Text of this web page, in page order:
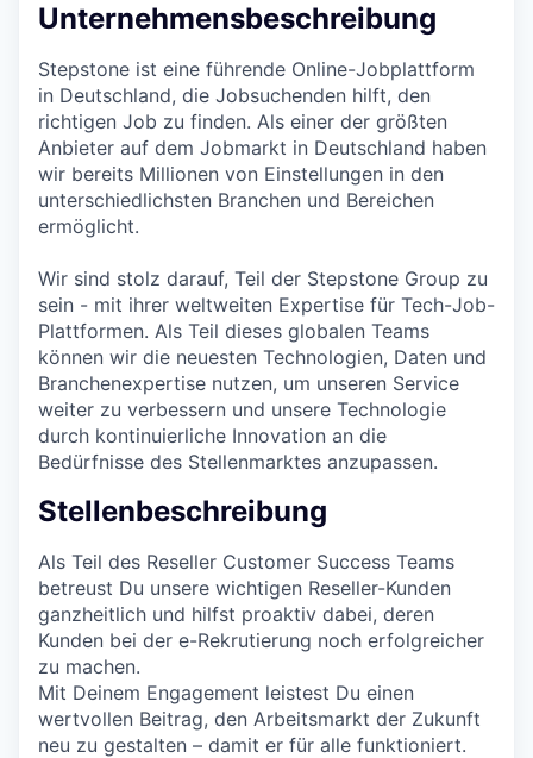
Unternehmensbeschreibung
Stepstone ist eine führende Online-Jobplattform
in Deutschland, die Jobsuchenden hilft, den
richtigen Job zu finden. Als einer der größten
Anbieter auf dem Jobmarkt in Deutschland haben
wir bereits Millionen von Einstellungen in den
unterschiedlichsten Branchen und Bereichen
ermöglicht.
Wir sind stolz darauf, Teil der Stepstone Group zu
sein - mit ihrer weltweiten Expertise für Tech-Job-
Plattformen. Als Teil dieses globalen Teams
können wir die neuesten Technologien, Daten und
Branchenexpertise nutzen, um unseren Service
weiter zu verbessern und unsere Technologie
durch kontinuierliche Innovation an die
Bedürfnisse des Stellenmarktes anzupassen.
Stellenbeschreibung
Als Teil des Reseller Customer Success Teams
betreust Du unsere wichtigen Reseller-Kunden
ganzheitlich und hilfst proaktiv dabei, deren
Kunden bei der e-Rekrutierung noch erfolgreicher
zu machen.
Mit Deinem Engagement leistest Du einen
wertvollen Beitrag, den Arbeitsmarkt der Zukunft
neu zu gestalten – damit er für alle funktioniert.